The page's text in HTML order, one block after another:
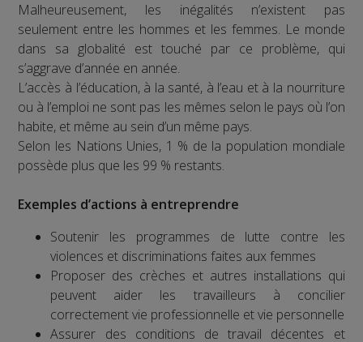
Malheureusement, les inégalités n’existent pas
seulement entre les hommes et les femmes. Le monde
dans sa globalité est touché par ce problème, qui
s’aggrave d’année en année.
L’accès à l’éducation, à la santé, à l’eau et à la nourriture
ou à l’emploi ne sont pas les mêmes selon le pays où l’on
habite, et même au sein d’un même pays.
Selon les Nations Unies, 1 % de la population mondiale
possède plus que les 99 % restants.
Exemples d’actions à entreprendre
Soutenir les programmes de lutte contre les
violences et discriminations faites aux femmes
Proposer des crèches et autres installations qui
peuvent aider les travailleurs à concilier
correctement vie professionnelle et vie personnelle
Assurer des conditions de travail décentes et